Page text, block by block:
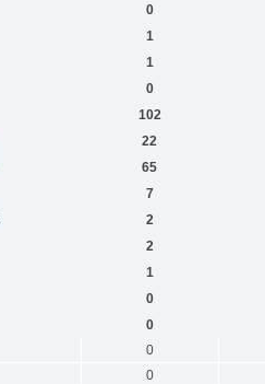
0
1
1
0
102
22
65
7
2
2
1
0
0
0
0